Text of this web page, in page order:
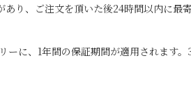
り、ご注文を頂いた後24時間以内に最
ーに、1年間の保証期間が適用されます